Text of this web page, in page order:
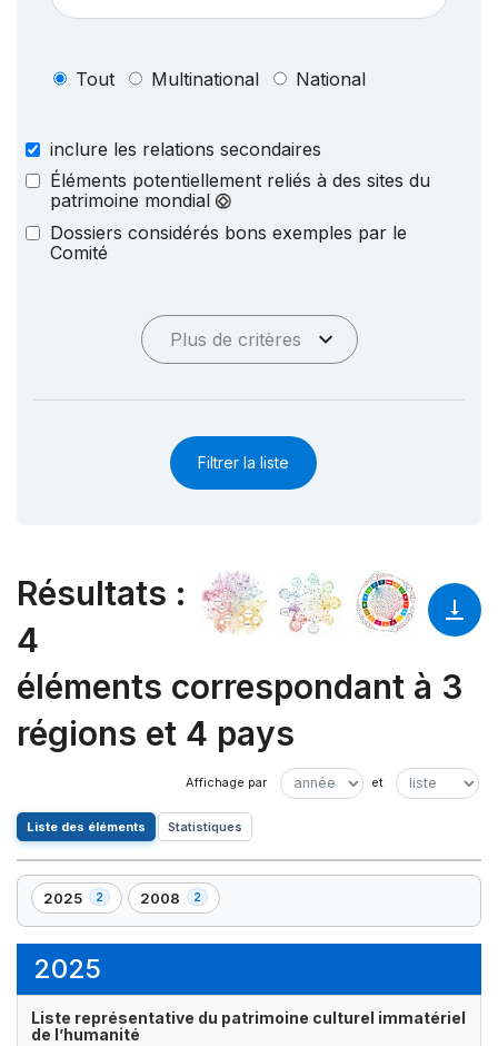
Tout Multinational National
inclure les relations secondaires
Éléments potentiellement reliés à des sites du
patrimoine mondial
Dossiers considérés bons exemples par le
Comité
Plus de critères
Filtrer la liste
Résultats :
4
éléments correspondant à 3
régions et 4 pays
Liste des éléments Statistiques
2025 2
,
2
2008 2
,
2
2025
Liste représentative du patrimoine culturel immatériel
de l’humanité